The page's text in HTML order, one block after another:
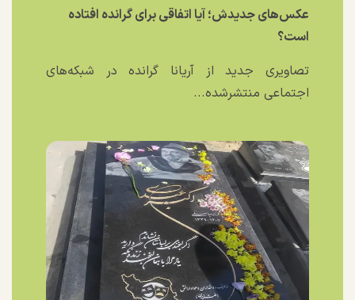
عکس‌های جدیدش؛ آیا اتفاقی برای گرانده افتاده
است؟
تصاویری جدید از آریانا گرانده در شبکه‌های
اجتماعی منتشرشده...